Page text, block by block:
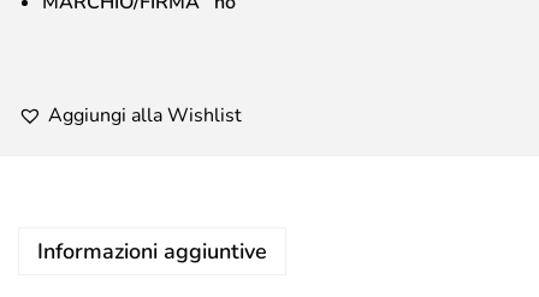
Aggiungi alla Wishlist
Informazioni aggiuntive